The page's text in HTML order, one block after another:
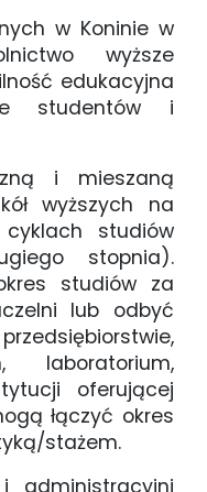
w Koninie w
wyższe
edukacyjna
studentów i
i mieszaną
wyższych na
studiów
stopnia).
studiów za
lub odbyć
laboratorium,
oferującej
łączyć okres
stażem.